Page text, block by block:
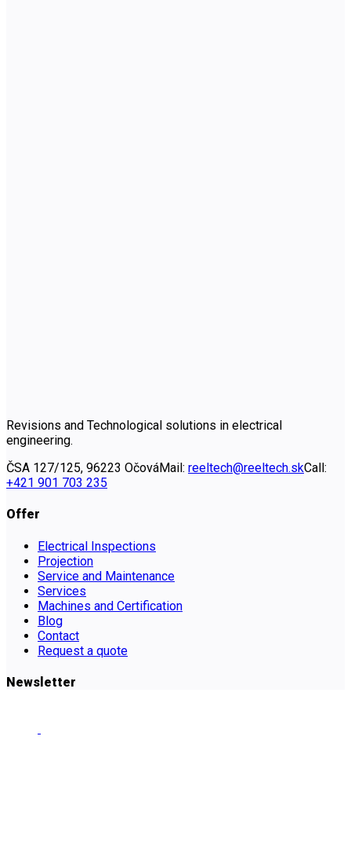
Revisions and Technological solutions in electrical
engineering.
ČSA 127/125, 96223 OčováMail: reeltech@reeltech.skCall:
+421 901 703 235
Offer
Electrical Inspections
Projection
Service and Maintenance
Services
Machines and Certification
Blog
Contact
Request a quote
Newsletter